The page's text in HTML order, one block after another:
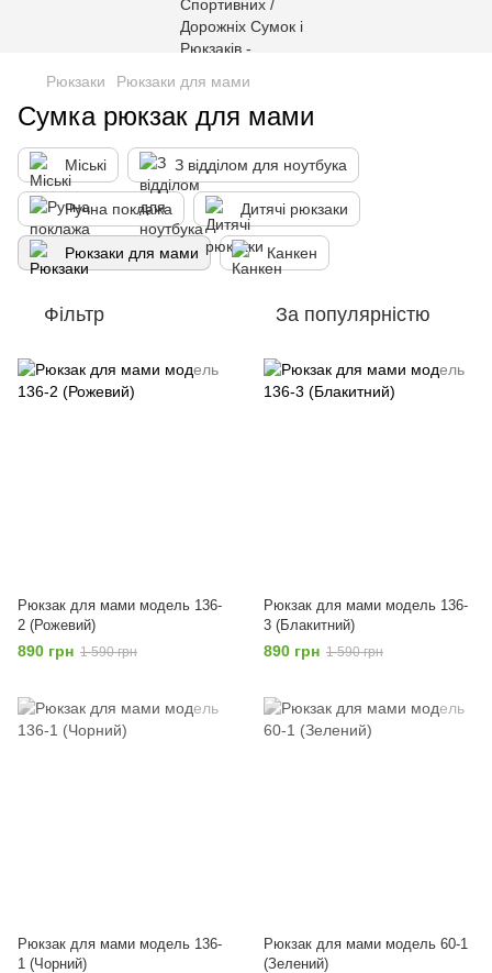
Рюкзаки Рюкзаки для мами
Сумка рюкзак для мами
Міські З відділом для ноутбука
Ручна поклажа Дитячі рюкзаки
Рюкзаки для мами Канкен
Фільтр За популярністю
Рюкзак для мами модель 136-
2 (Рожевий)
890 грн 1 590 грн
Рюкзак для мами модель 136-
3 (Блакитний)
890 грн 1 590 грн
Рюкзак для мами модель 136-
1 (Чорний)
Рюкзак для мами модель 60-1
(Зелений)